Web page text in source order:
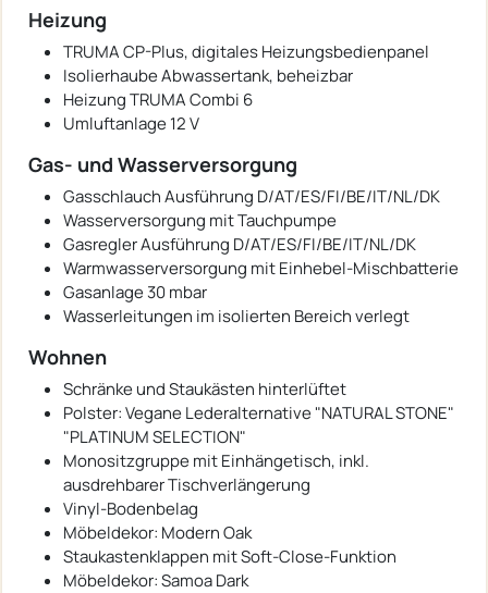
Heizung
TRUMA CP-Plus, digitales Heizungsbedienpanel
Isolierhaube Abwassertank, beheizbar
Heizung TRUMA Combi 6
Umluftanlage 12 V
Gas- und Wasserversorgung
Gasschlauch Ausführung D/AT/ES/FI/BE/IT/NL/DK
Wasserversorgung mit Tauchpumpe
Gasregler Ausführung D/AT/ES/FI/BE/IT/NL/DK
Warmwasserversorgung mit Einhebel-Mischbatterie
Gasanlage 30 mbar
Wasserleitungen im isolierten Bereich verlegt
Wohnen
Schränke und Staukästen hinterlüftet
Polster: Vegane Lederalternative "NATURAL STONE"
"PLATINUM SELECTION"
Monositzgruppe mit Einhängetisch, inkl.
ausdrehbarer Tischverlängerung
Vinyl-Bodenbelag
Möbeldekor: Modern Oak
Staukastenklappen mit Soft-Close-Funktion
Möbeldekor: Samoa Dark